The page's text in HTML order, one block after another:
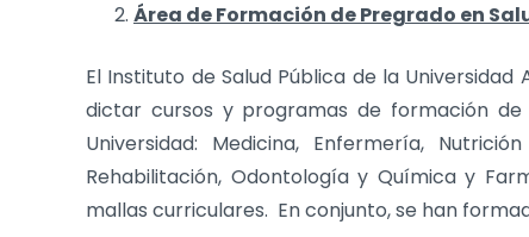
Área de Formación de Pregrado en
El Instituto de Salud Pública de la
dictar cursos y programas de formación
Universidad: Medicina, Enfermería,
Rehabilitación, Odontología y Química y
mallas curriculares. En conjunto, se han